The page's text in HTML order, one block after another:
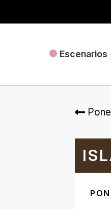
Escenarios